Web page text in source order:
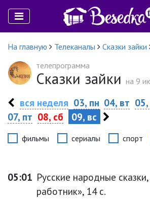
На главную Телеканалы Сказки зайки
телепрограмма
Сказки зайки на 9
вся неделя 03, пн 04, вт
07, пт 08, сб 09, вс
фильмы сериалы спорт
05:01 Русские народные
работник», 14 с.